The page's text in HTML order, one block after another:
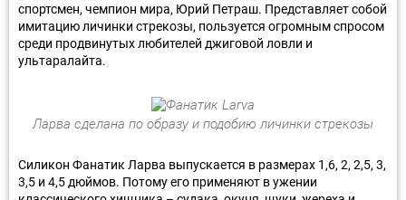
спортсмен, чемпион мира, Юрий Петраш. Представляет собой
имитацию личинки стрекозы, пользуется огромным спросом
среди продвинутых любителей джиговой ловли и
ультаралайта.
Ларва сделана по образу и подобию личинки стрекозы
Силикон Фанатик Ларва выпускается в размерах 1,6, 2, 2,5, 3,
3,5 и 4,5 дюймов. Потому его применяют в ужении